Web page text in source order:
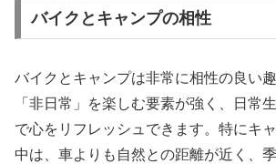
バイクとキャンプの相性
バイクとキャンプは非常に相性の良い
「非日常」を楽しむ要素が強く、日常
で心をリフレッシュできます。特にキ
中は、車よりも自然との距離が近く、